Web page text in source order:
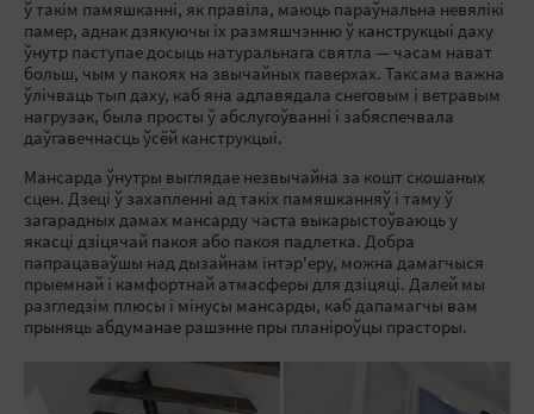
ў такім памяшканні, як правіла, маюць параўнальна невялікі
памер, аднак дзякуючы іх размяшчэнню ў канструкцыі даху
ўнутр паступае досыць натуральнага святла — часам нават
больш, чым у пакоях на звычайных паверхах. Таксама важна
ўлічваць тып даху, каб яна адпавядала снеговым і ветравым
нагрузак, была просты ў абслугоўванні і забяспечвала
даўгавечнасць ўсёй канструкцыі.
Мансарда ўнутры выглядае незвычайна за кошт скошаных
сцен. Дзеці ў захапленні ад такіх памяшканняў і таму ў
загарадных дамах мансарду часта выкарыстоўваюць у
якасці дзіцячай пакоя або пакоя падлетка. Добра
папрацаваўшы над дызайнам інтэр'еру, можна дамагчыся
прыемнай і камфортнай атмасферы для дзіцяці. Далей мы
разгледзім плюсы і мінусы мансарды, каб дапамагчы вам
прыняць абдуманае рашэнне пры планіроўцы прасторы.